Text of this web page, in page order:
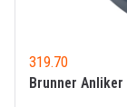
319.70
Brunner Anliker